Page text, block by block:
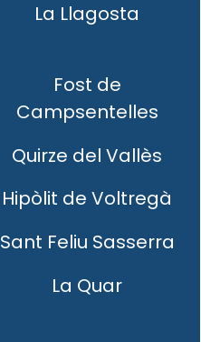
La Llagosta
Fost de
Campsentelles
Quirze del Vallès
Hipòlit de Voltregà
Sant Feliu Sasserra
La Quar